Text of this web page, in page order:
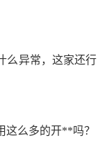
么异常，这家还行
这么多的开**吗？